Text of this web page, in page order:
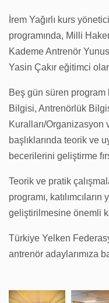
İrem Yağırlı kurs
programında, Milli
Kademe Antrenör
Yasin Çakır eğitimci
Beş gün süren program
Bilgisi, Antrenörlük
Kuralları/
başlıklarında teorik ve
becerilerini geliştirme
Teorik ve pratik
programı,
geliştirilmesine önemli
Türkiye Yelken
antrenör adaylarımıza